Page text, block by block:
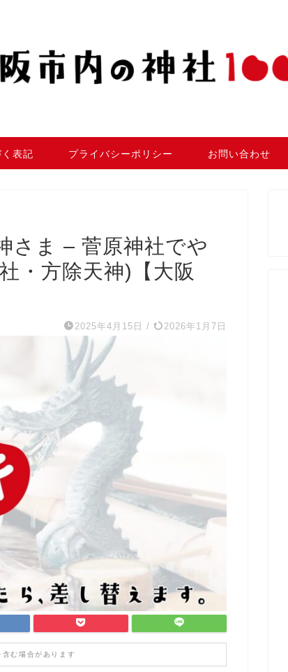
表記 プライバシーポリシー お問い合わせ
さま – 菅原神社でや
・方除天神)【大阪
2025年4月15日 / 2026年1月7日
む場合があります